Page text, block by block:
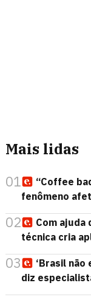
Mais lidas
01
“Coffee
fenômeno
02
Com ajuda
técnica cria
03
‘Brasil não
diz